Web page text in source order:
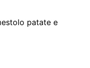
patate e